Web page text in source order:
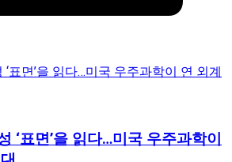
‘표면’을 읽다…미국 우주과학이